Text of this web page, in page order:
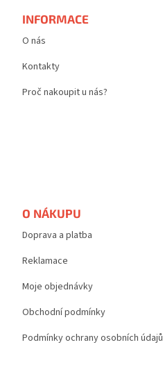
INFORMACE
O nás
Kontakty
Proč nakoupit u nás?
O NÁKUPU
Doprava a platba
Reklamace
Moje objednávky
Obchodní podmínky
Podmínky ochrany osobních údajů